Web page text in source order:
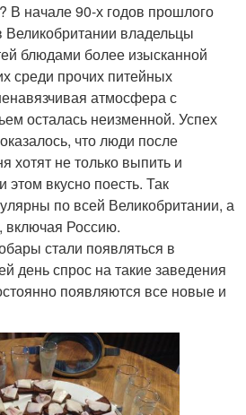
В начале 90-х годов прошлого
Великобритании владельцы
блюдами более изысканной
среди прочих питейных
атмосфера с
осталась неизменной. Успех
что люди после
хотят не только выпить и
этом вкусно поесть. Так
по всей Великобритании, а
включая Россию.
стали появляться в
день спрос на такие заведения
появляются все новые и